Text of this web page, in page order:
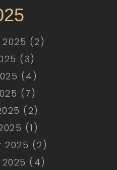
(2)
(3)
(4)
(7)
(2)
(1)
2025 (2)
(4)